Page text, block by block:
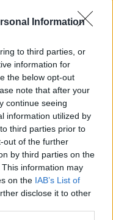
Information
to third parties, or
information for
the below opt-out
note that after your
continue seeing
information utilized by
third parties prior to
out of the further
by third parties on the
This information may
on the IAB’s List of
disclose it to other
με θετικό
εσωτερική
είναι
banger.
ήμουν πολύ
Ήμουν πολύ
με βοήθησε να